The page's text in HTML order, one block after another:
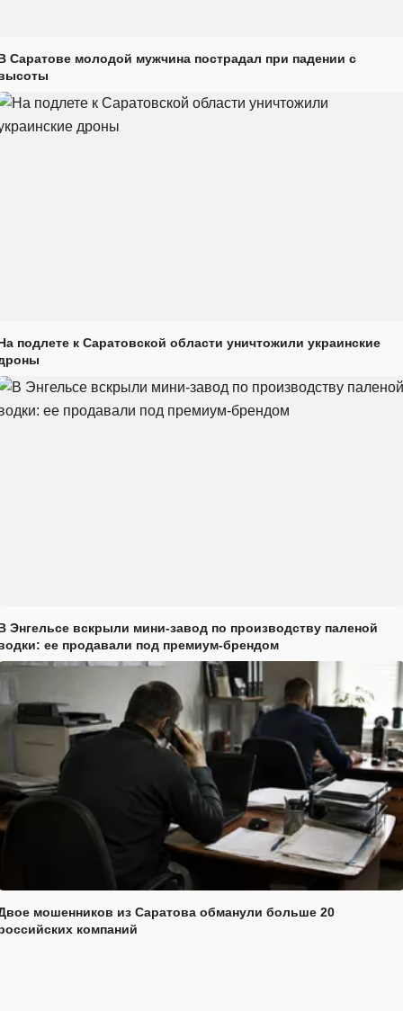
Саратове молодой мужчина пострадал при падении с
подлете к Саратовской области уничтожили украинские
Энгельсе вскрыли мини-завод по производству паленой
ее продавали под премиум-брендом
мошенников из Саратова обманули больше 20
компаний